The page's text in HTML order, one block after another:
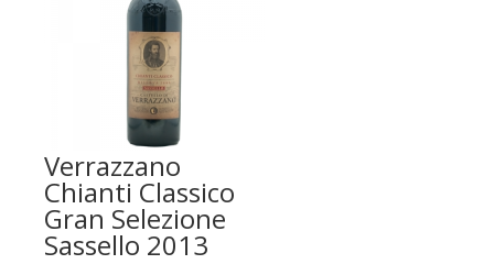
Verrazzano
Chianti Classico
Gran Selezione
Sassello 2013